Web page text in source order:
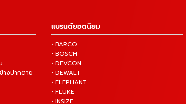
างปากตาย
แบรนด์ยอดนิยม
• BARCO
• BOSCH
• DEVCON
• DEWALT
• ELEPHANT
• FLUKE
• INSIZE